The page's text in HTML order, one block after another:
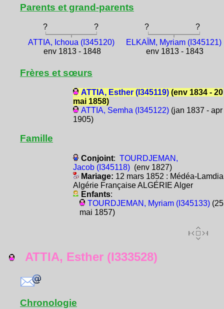
Parents et grand-parents
? ? ?
?
ATTIA, Ichoua (I345120)
env 1813 - 1848
ELKAÏM, Myriam (I345121)
env 1813 - 1843
Frères et sœurs
ATTIA, Esther (I345119)(env 1834 - 20
mai 1858)
ATTIA, Semha (I345122)(jan 1837 - apr
1905)
Famille
Conjoint: TOURDJEMAN,
Jacob (I345118)(env 1827)
Mariage: 12 mars 1852 : Médéa-Lamdia
Algérie Française ALGÉRIE Alger
Enfants:
TOURDJEMAN, Myriam (I345133)(25
mai 1857)
ATTIA, Esther (I333528)
Chronologie